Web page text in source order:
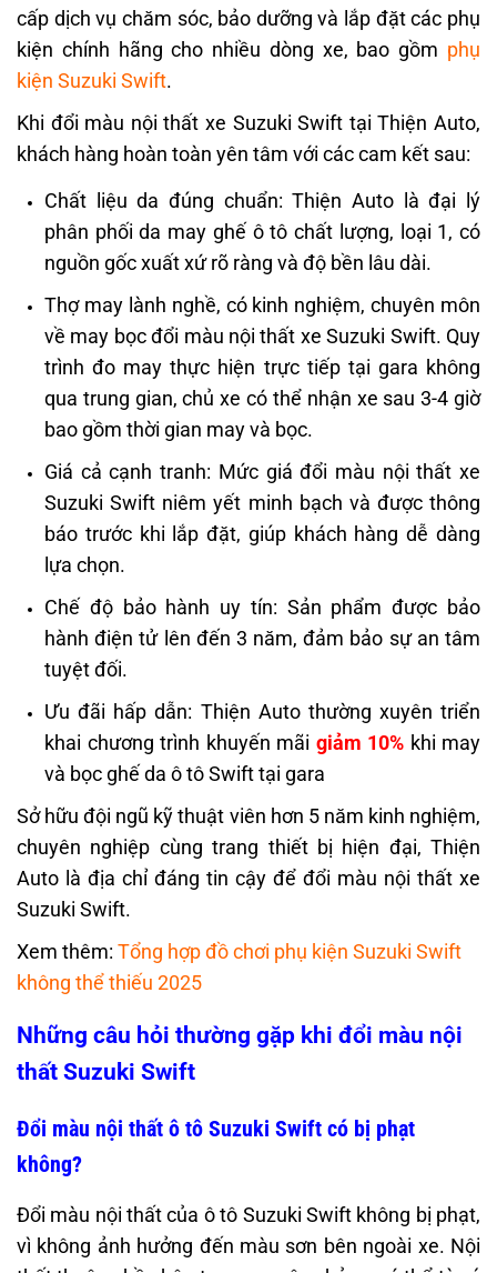
cấp dịch vụ chăm sóc, bảo dưỡng và lắp đặt các phụ
kiện chính hãng cho nhiều dòng xe, bao gồm phụ
kiện Suzuki Swift.
Khi đổi màu nội thất xe Suzuki Swift tại Thiện Auto,
khách hàng hoàn toàn yên tâm với các cam kết sau:
Chất liệu da đúng chuẩn: Thiện Auto là đại lý
phân phối da may ghế ô tô chất lượng, loại 1, có
nguồn gốc xuất xứ rõ ràng và độ bền lâu dài.
Thợ may lành nghề, có kinh nghiệm, chuyên môn
về may bọc đổi màu nội thất xe Suzuki Swift. Quy
trình đo may thực hiện trực tiếp tại gara không
qua trung gian, chủ xe có thể nhận xe sau 3-4 giờ
bao gồm thời gian may và bọc.
Giá cả cạnh tranh: Mức giá đổi màu nội thất xe
Suzuki Swift niêm yết minh bạch và được thông
báo trước khi lắp đặt, giúp khách hàng dễ dàng
lựa chọn.
Chế độ bảo hành uy tín: Sản phẩm được bảo
hành điện tử lên đến 3 năm, đảm bảo sự an tâm
tuyệt đối.
Ưu đãi hấp dẫn: Thiện Auto thường xuyên triển
khai chương trình khuyến mãi giảm 10% khi may
và bọc ghế da ô tô Swift tại gara
Sở hữu đội ngũ kỹ thuật viên hơn 5 năm kinh nghiệm,
chuyên nghiệp cùng trang thiết bị hiện đại, Thiện
Auto là địa chỉ đáng tin cậy để đổi màu nội thất xe
Suzuki Swift.
Xem thêm: Tổng hợp đồ chơi phụ kiện Suzuki Swift
không thể thiếu 2025
Những câu hỏi thường gặp khi đổi màu nội
thất Suzuki Swift
Đổi màu nội thất ô tô Suzuki Swift có bị phạt
không?
Đổi màu nội thất của ô tô Suzuki Swift không bị phạt,
vì không ảnh hưởng đến màu sơn bên ngoài xe. Nội